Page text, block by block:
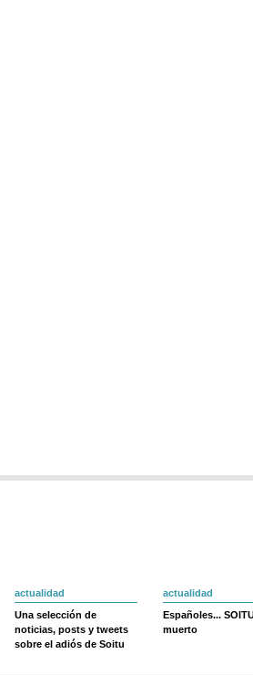
actualidad
Una selección de
noticias, posts y tweets
sobre el adiós de Soitu
actualidad
Españoles...
muerto